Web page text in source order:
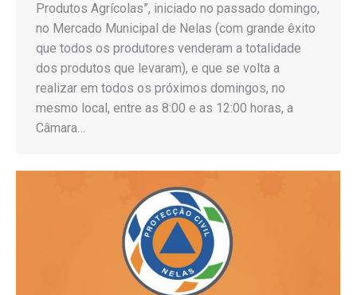
Produtos Agrícolas”, iniciado no passado domingo,
no Mercado Municipal de Nelas (com grande êxito
que todos os produtores venderam a totalidade
dos produtos que levaram), e que se volta a
realizar em todos os próximos domingos, no
mesmo local, entre as 8:00 e as 12:00 horas, a
Câmara…